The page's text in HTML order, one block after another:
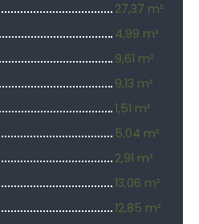
27,37 m²
4,99 m²
9,61 m²
9,13 m²
1,51 m²
5,04 m²
2,91 m²
13,06 m²
12,85 m²